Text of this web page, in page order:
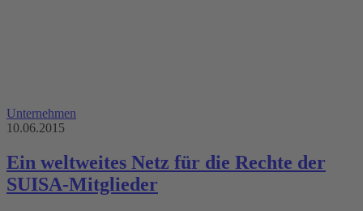
Unternehmen
10.06.2015
Ein weltweites Netz für die Rechte der
SUISA-Mitglieder